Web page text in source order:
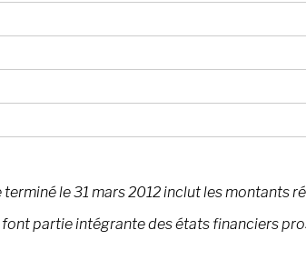
terminé le 31 mars 2012 inclut les montants
partie intégrante des états financiers